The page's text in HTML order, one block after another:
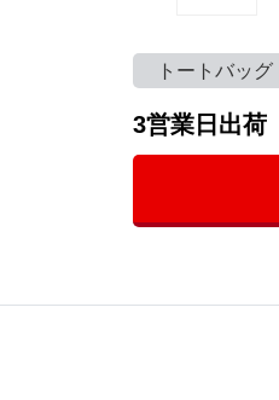
トートバッグ
3営業日出荷